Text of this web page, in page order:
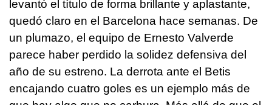
levantó el título de forma brillante y aplastante,
quedó claro en el Barcelona hace semanas. De
un plumazo, el equipo de Ernesto Valverde
parece haber perdido la solidez defensiva del
año de su estreno. La derrota ante el Betis
encajando cuatro goles es un ejemplo más de